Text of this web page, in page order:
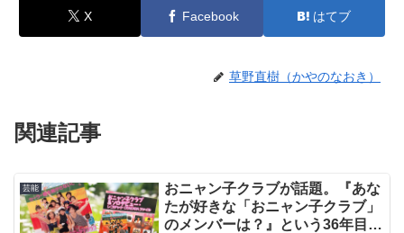
X Facebook はてブ
草野直樹（かやのなおき）
関連記事
芸能
おニャン子クラブが話題。『あな
たが好きな「おニャン子クラブ」
のメンバーは？』という36年目の